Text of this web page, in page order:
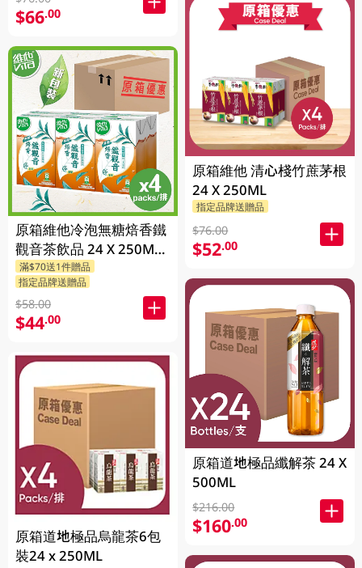
$66.00
原箱維他冷泡無糖焙香鐵
觀音茶飲品 24 X 250ML
(新舊包裝隨機發貨)
滿$70送1件贈品
指定品牌送贈品
$58.00
$44.00
原箱道地極品烏龍茶6包
裝24 x 250ML
原箱維他 清心棧竹蔗茅根
24 X 250ML
指定品牌送贈品
$76.00
$52.00
原箱道地極品纖解茶 24 X
500ML
$216.00
$160.00